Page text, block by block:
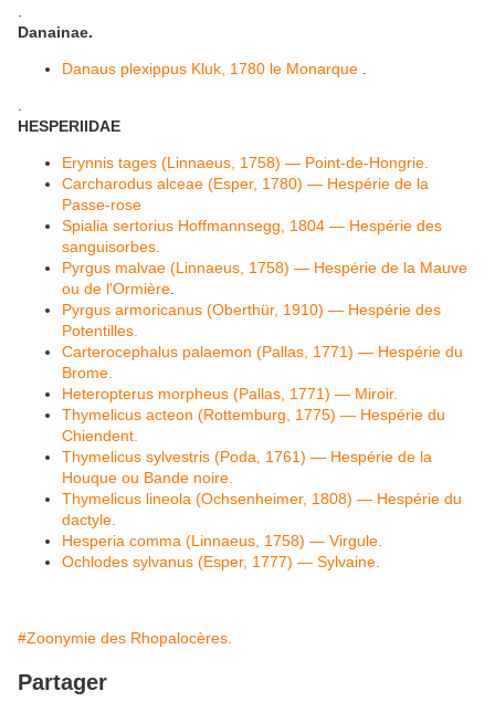
Danainae.
Danaus plexippus Kluk, 1780 le Monarque
HESPERIIDAE
Erynnis tages (Linnaeus, 1758) — Point-de-Hongrie.
Carcharodus alceae (Esper, 1780) — Hespérie de la
Passe-rose
Spialia sertorius Hoffmannsegg, 1804 — Hespérie des
sanguisorbes.
Pyrgus malvae (Linnaeus, 1758) — Hespérie de la Mauve
ou de l'Ormière
Pyrgus armoricanus (Oberthür, 1910) — Hespérie des
Potentilles.
Carterocephalus palaemon (Pallas, 1771) — Hespérie du
Brome.
Heteropterus morpheus (Pallas, 1771) — Miroir.
Thymelicus acteon (Rottemburg, 1775) — Hespérie du
Chiendent.
Thymelicus sylvestris (Poda, 1761) — Hespérie de la
Houque ou Bande noire.
Thymelicus lineola (Ochsenheimer, 1808) — Hespérie du
dactyle.
Hesperia comma (Linnaeus, 1758) — Virgule.
Ochlodes sylvanus (Esper, 1777) — Sylvaine.
#Zoonymie des Rhopalocères.
Partager